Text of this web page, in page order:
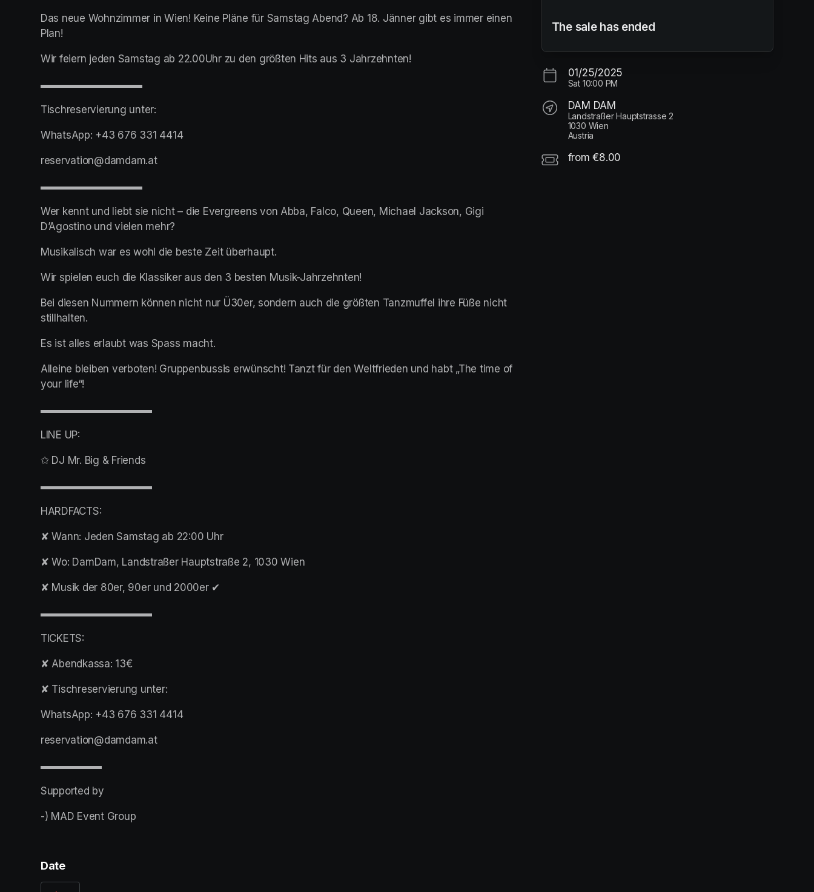
Das neue Wohnzimmer in Wien! Keine Pläne für Samstag Abend? Ab 18. Jänner gibt es immer einen
Plan!
Wir feiern jeden Samstag ab 22.00Uhr zu den größten Hits aus 3 Jahrzehnten!
▬▬▬▬▬▬▬▬▬▬
Tischreservierung unter:
WhatsApp: +43 676 331 4414
reservation@damdam.at
▬▬▬▬▬▬▬▬▬▬
Wer kennt und liebt sie nicht – die Evergreens von Abba, Falco, Queen, Michael Jackson, Gigi
D’Agostino und vielen mehr?
Musikalisch war es wohl die beste Zeit überhaupt.
Wir spielen euch die Klassiker aus den 3 besten Musik-Jahrzehnten!
Bei diesen Nummern können nicht nur Ü30er, sondern auch die größten Tanzmuffel ihre Füße nicht
stillhalten.
Es ist alles erlaubt was Spass macht.
Alleine bleiben verboten! Gruppenbussis erwünscht! Tanzt für den Weltfrieden und habt „The time of
your life“!
▬▬▬▬▬▬▬▬▬▬▬
LINE UP:
✩ DJ Mr. Big & Friends
▬▬▬▬▬▬▬▬▬▬▬
HARDFACTS:
✘ Wann: Jeden Samstag ab 22:00 Uhr
✘ Wo: DamDam, Landstraßer Hauptstraße 2, 1030 Wien
✘ Musik der 80er, 90er und 2000er ✔︎
▬▬▬▬▬▬▬▬▬▬▬
TICKETS:
✘ Abendkassa: 13€
✘ Tischreservierung unter:
WhatsApp: +43 676 331 4414
reservation@damdam.at
▬▬▬▬▬▬
Supported by
-) MAD Event Group
Date
The sale has ended
01/25/2025
Sat 10:00 PM
DAM DAM
Landstraßer Hauptstrasse 2
1030 Wien
Austria
from €8.00